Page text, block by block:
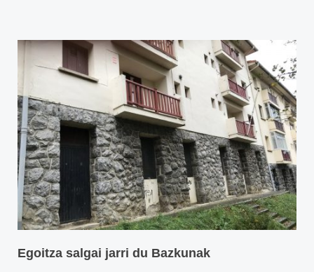
Egoitza salgai jarri du Bazkunak